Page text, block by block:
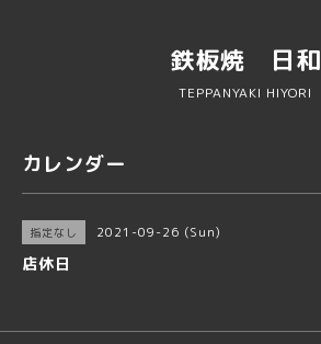
鉄板焼 日和
TEPPANYAKI HIYORI
カレンダー
指定なし 2021-09-26 (Sun)
店休日